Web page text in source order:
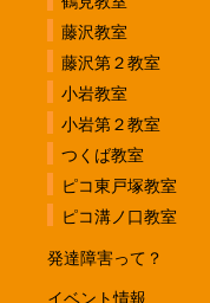
藤沢教室
藤沢第２教室
小岩教室
小岩第２教室
つくば教室
ピコ東戸塚教室
ピコ溝ノ口教室
発達障害って？
イベント情報